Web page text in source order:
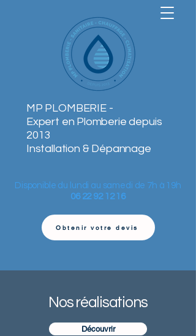
MP PLOMBERIE -
Expert en Plomberie depuis
2013
Installation & Dépannage
Disponible du lundi au samedi de 7h à 19h
06 22 92 12 16
Obtenir votre devis
Nos réalisations
Découvrir